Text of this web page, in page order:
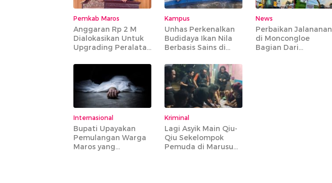
Pemkab Maros
Anggaran Rp 2 M
Dialokasikan Untuk
Upgrading Peralatan
Kampus
Unhas Perkenalkan
Budidaya Ikan Nila
Berbasis Sains di
News
Perbaikan Jalananan
di Moncongloe
Bagian Dari
Internasional
Bupati Upayakan
Pemulangan Warga
Maros yang
Kriminal
Lagi Asyik Main Qiu-
Qiu Sekelompok
Pemuda di Marusu